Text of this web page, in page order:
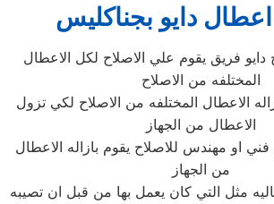
دايو بجناكليس
فريق يقوم علي الاصلاح لكل الاعطال
المختلفه من الاصلاح
الاعطال المختلفه من الاصلاح لكي تزول
الاعطال من الجهاز
او مهندس للاصلاح يقوم بازاله الاعطال
من الجهاز
مثل التي كان يعمل بها من قبل ان تصيبه